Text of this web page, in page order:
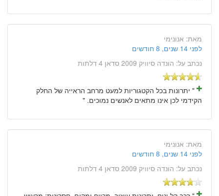
מאת: אנונימי
לפני 14 שנים, 8 חודשים
נכתב על: הונדה סיוויק 2009 סדאן 4 דלתות
" יתרונות בכל הקטגוריות למעט מרחב הראייה של החלק
הקידמי לכן אינו מתאים לאנשים נמוכים. "
מאת: אנונימי
לפני 14 שנים, 8 חודשים
נכתב על: הונדה סיוויק 2009 סדאן 4 דלתות